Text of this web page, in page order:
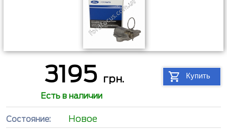
3195 грн. Купить
Есть в наличии
Состояние: Новое